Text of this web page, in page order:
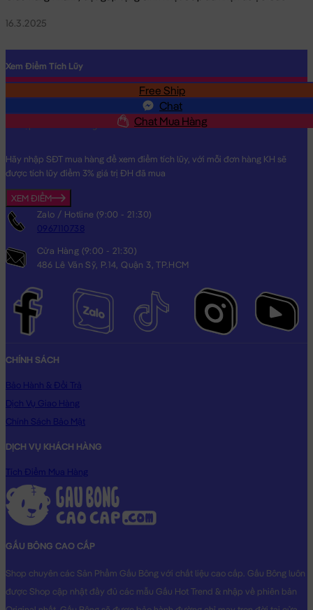
16.3.2025
Free Ship
Chat
Chat Mua Hàng
Xem Điểm Tích Lũy
Hãy nhập SĐT mua hàng để xem điểm tích lũy, với mỗi đơn hàng KH sẽ
được tích lũy điểm 3% giá trị ĐH đã mua
XEM ĐIỂM
Zalo / Hotline (9:00 - 21:30)
0967110738
Cửa Hàng (9:00 - 21:30)
486 Lê Văn Sỹ, P.14, Quận 3, TP.HCM
CHÍNH SÁCH
Bảo Hành & Đổi Trả
Dịch Vụ Giao Hàng
Chính Sách Bảo Mật
DỊCH VỤ KHÁCH HÀNG
Tích Điểm Mua Hàng
GẤU BÔNG CAO CẤP
Shop chuyên các Sản Phẩm Gấu Bông với chất liệu cao cấp. Gấu Bông luôn
được Shop cập nhật đầy đủ các mẫu Gấu Hot Trend & nhập về phiên bản